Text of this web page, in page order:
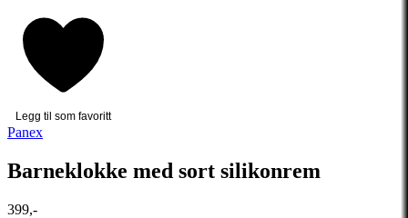
Legg til som favoritt
Panex
Barneklokke med sort silikonrem
399,-